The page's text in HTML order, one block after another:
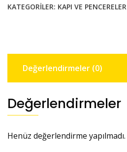
x26mm
KATEGORILER: KAPI VE PENCERELER
Değerlendirmeler (0)
Değerlendirmeler
Henüz değerlendirme yapılmadı.